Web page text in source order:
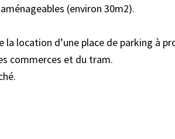
(environ 30m2).
la location d’une place de parking à
commerces et du tram.